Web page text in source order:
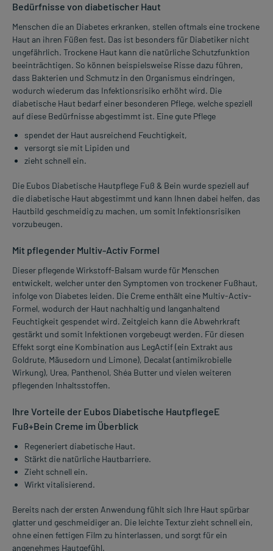
Bedürfnisse von diabetischer Haut
Menschen die an Diabetes erkranken, stellen oftmals eine trockene
Haut an ihren Füßen fest. Das ist besonders für Diabetiker nicht
ungefährlich. Trockene Haut kann die natürliche Schutzfunktion
beeinträchtigen. So können beispielsweise Risse dazu führen,
dass Bakterien und Schmutz in den Organismus eindringen,
wodurch wiederum das Infektionsrisiko erhöht wird. Die
diabetische Haut bedarf einer besonderen Pflege, welche speziell
auf diese Bedürfnisse abgestimmt ist. Eine gute Pflege
spendet der Haut ausreichend Feuchtigkeit,
versorgt sie mit Lipiden und
zieht schnell ein.
Die Eubos Diabetische Hautpflege Fuß & Bein wurde speziell auf
die diabetische Haut abgestimmt und kann Ihnen dabei helfen, das
Hautbild geschmeidig zu machen, um somit Infektionsrisiken
vorzubeugen.
Mit pflegender Multiv-Activ Formel
Dieser pflegende Wirkstoff-Balsam wurde für Menschen
entwickelt, welcher unter den Symptomen von trockener Fußhaut,
infolge von Diabetes leiden. Die Creme enthält eine Multiv-Activ-
Formel, wodurch der Haut nachhaltig und langanhaltend
Feuchtigkeit gespendet wird. Zeitgleich kann die Abwehrkraft
gestärkt und somit Infektionen vorgebeugt werden. Für diesen
Effekt sorgt eine Kombination aus LegActif (ein Extrakt aus
Goldrute, Mäusedorn und Limone), Decalat (antimikrobielle
Wirkung), Urea, Panthenol, Shéa Butter und vielen weiteren
pflegenden Inhaltsstoffen.
Ihre Vorteile der Eubos Diabetische HautpflegeE
Fuß+Bein Creme im Überblick
Regeneriert diabetische Haut.
Stärkt die natürliche Hautbarriere.
Zieht schnell ein.
Wirkt vitalisierend.
Bereits nach der ersten Anwendung fühlt sich Ihre Haut spürbar
glatter und geschmeidiger an. Die leichte Textur zieht schnell ein,
ohne einen fettigen Film zu hinterlassen, und sorgt für ein
angenehmes Hautgefühl.